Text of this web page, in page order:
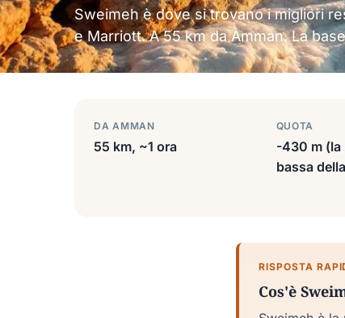
Sweimeh è dove si trovano i migliori
e Marriott. A 55 km da Amman. La
DA AMMAN
55 km, ~1 ora
QUOTA
-430 m (la
bassa
RISPOSTA
Cos'è